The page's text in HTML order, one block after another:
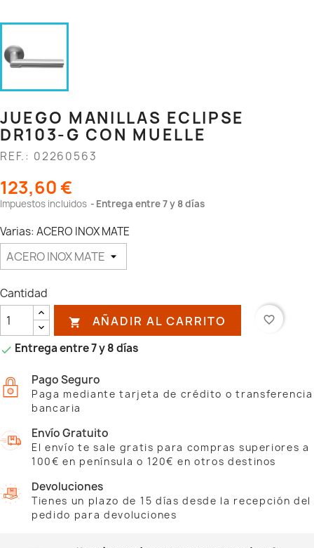
JUEGO MANILLAS ECLIPSE
DR103-G CON MUELLE
REF.: 02260563
123,60 €
Impuestos incluidos Entrega entre 7 y 8 días
Varias: ACERO INOX MATE
Cantidad
 AÑADIR AL CARRITO favorite_border
 Entrega entre 7 y 8 días
Pago Seguro
Paga mediante tarjeta de crédito o transferencia
bancaria
Envío Gratuito
El envío te sale gratis para compras superiores a
100€ en península o 120€ en otros destinos
Devoluciones
Tienes un plazo de 15 días desde la recepción del
pedido para devoluciones